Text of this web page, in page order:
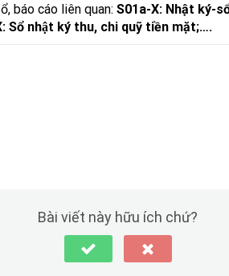
báo cáo liên quan: S01a-X: Nhật ký-
Sổ nhật ký thu, chi quỹ tiền mặt;….
Bài viết này hữu ích chứ?